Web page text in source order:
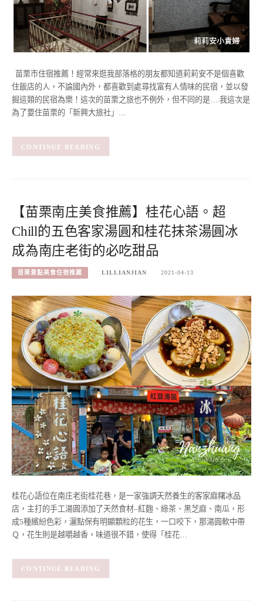
苗栗市住宿推薦！經常來逛我部落格的朋友都知道莉莉安不是個喜歡
住飯店的人，不論國內外，都喜歡到處尋找富有人情味的民宿，並以發
掘這類的民宿為樂！這次的苗栗之旅也不例外，但不同的是….我這次是
為了要住苗栗的「新興大旅社」…
CONTINUE READING
【苗栗南庄美食推薦】桂花心語。超
Chill的五色客家湯圓和桂花抹茶湯圓冰
成為南庄老街的必吃甜品
苗栗景點美食住宿推薦 LILLIANJIAN 2021-04-13
桂花心語位在南庄老街桂花巷，是一家強調天然養生的客家麻糬冰品
店，主打的手工湯圓添加了天然食材–紅麴、綠茶、黑芝麻、南瓜，形
成5種繽紛色彩，灑點保有明顯顆粒的花生，一口咬下，那湯圓軟中帶
Ｑ，花生則是越嚼越香，味道很不錯，使得「桂花…
CONTINUE READING